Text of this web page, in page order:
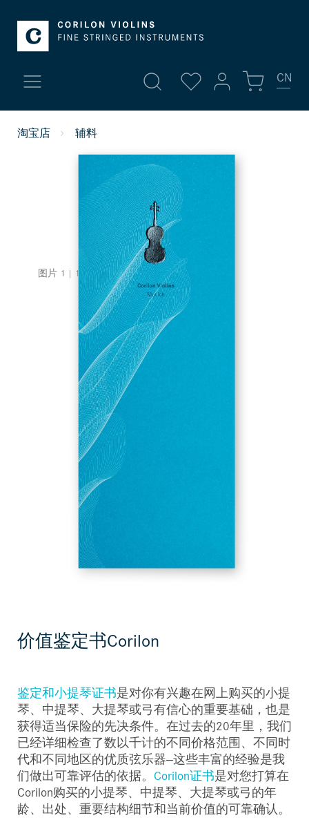
CN
登录
或者
账号总览
个人信息
您的地址
付款方式
您的订购
您标记的乐器
高档小提琴
小提琴
中提琴 | 琴弓
大提琴
儿童小提琴
小提琴弓
淘宝店 辅料
价值鉴定书Corilon
鉴定和小提琴证书是对你有兴趣在网上购买的小提
琴、中提琴、大提琴或弓有信心的重要基础，也是
获得适当保险的先决条件。在过去的20年里，我们
已经详细检查了数以千计的不同价格范围、不同时
代和不同地区的优质弦乐器--这些丰富的经验是我
们做出可靠评估的依据。 Corilon证书是对您打算在
Corilon购买的小提琴、中提琴、大提琴或弓的年
龄、出处、重要结构细节和当前价值的可靠确认。
图片 1 | 1